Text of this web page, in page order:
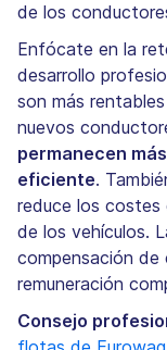
de los
Enfócate en la
desarrollo
son más
nuevos
permanecen
eficiente.
reduce los costes
de los vehículos.
compensación de
remuneración
Consejo